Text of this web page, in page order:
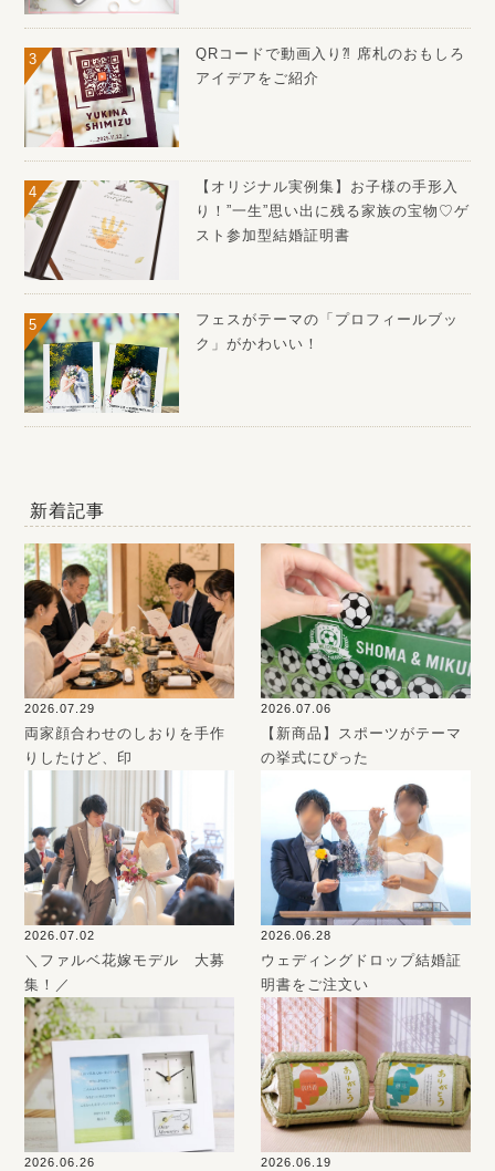
QRコードで動画入り⁈ 席札のおもしろ
アイデアをご紹介
【オリジナル実例集】お子様の手形入
り！”一生”思い出に残る家族の宝物♡ゲ
スト参加型結婚証明書
フェスがテーマの「プロフィールブッ
ク」がかわいい！
新着記事
2026.07.29
両家顔合わせのしおりを手作
りしたけど、印
2026.07.06
【新商品】スポーツがテーマ
の挙式にぴった
2026.07.02
＼ファルベ花嫁モデル 大募
集！／
2026.06.28
ウェディングドロップ結婚証
明書をご注文い
2026.06.26 2026.06.19